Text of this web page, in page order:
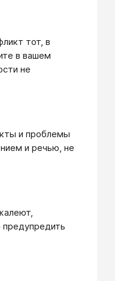
тот, в
в вашем
не
и проблемы
и речью, не
предупредить